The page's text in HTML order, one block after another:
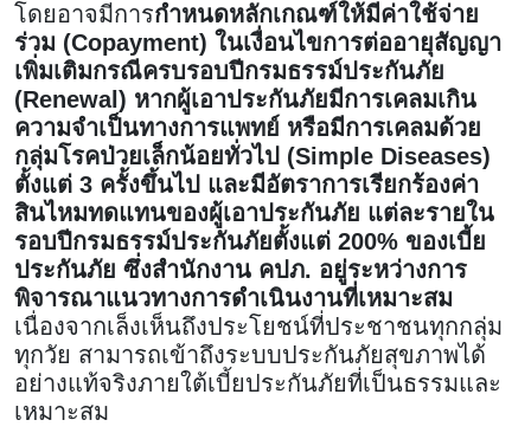
โดยอาจมีการกำหนดหลักเกณฑ์ให้มีค่าใช้จ่าย
ร่วม (Copayment) ในเงื่อนไขการต่ออายุสัญญา
เพิ่มเติมกรณีครบรอบปีกรมธรรม์ประกันภัย
(Renewal) หากผู้เอาประกันภัยมีการเคลมเกิน
ความจำเป็นทางการแพทย์ หรือมีการเคลมด้วย
กลุ่มโรคป่วยเล็กน้อยทั่วไป (Simple Diseases)
ตั้งแต่ 3 ครั้งขึ้นไป และมีอัตราการเรียกร้องค่า
สินไหมทดแทนของผู้เอาประกันภัย แต่ละรายใน
รอบปีกรมธรรม์ประกันภัยตั้งแต่ 200% ของเบี้ย
ประกันภัย ซึ่งสำนักงาน คปภ. อยู่ระหว่างการ
พิจารณาแนวทางการดำเนินงานที่เหมาะสม
เนื่องจากเล็งเห็นถึงประโยชน์ที่ประชาชนทุกกลุ่ม
ทุกวัย สามารถเข้าถึงระบบประกันภัยสุขภาพได้
อย่างแท้จริงภายใต้เบี้ยประกันภัยที่เป็นธรรมและ
เหมาะสม